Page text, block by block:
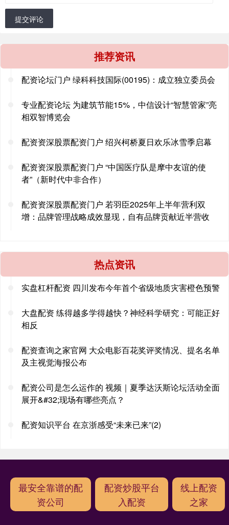
提交评论
推荐资讯
配资论坛门户 绿科科技国际(00195)：成立独立委员会
专业配资论坛 为建筑节能15%，中信设计“智慧管家”亮
相双智博览会
配资资深股票配资门户 绍兴柯桥夏日欢乐冰雪季启幕
配资资深股票配资门户 “中国医疗队是摩中友谊的使
者”（新时代中非合作）
配资资深股票配资门户 若羽臣2025年上半年营利双
增：品牌管理战略成效显现，自有品牌贡献近半营收
热点资讯
实盘杠杆配资 四川发布今年首个省级地质灾害橙色预警
大盘配资 练得越多学得越快？神经科学研究：可能正好
相反
配资查询之家官网 大众电影百花奖评奖情况、提名名单
及主视觉海报公布
配资公司是怎么运作的 视频｜夏季达沃斯论坛活动全面
展开&#32;现场有哪些亮点？
配资知识平台 在京浙感受“未来已来”(2)
最安全靠谱的配
资公司
配资炒股平台
入配资
线上配资
之家